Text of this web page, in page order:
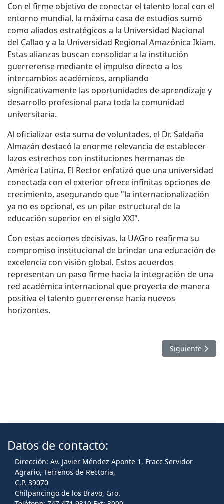
Con el firme objetivo de conectar el talento local con el
entorno mundial, la máxima casa de estudios sumó
como aliados estratégicos a la Universidad Nacional
del Callao y a la Universidad Regional Amazónica Ikiam.
Estas alianzas buscan consolidar a la institución
guerrerense mediante el impulso directo a los
intercambios académicos, ampliando
significativamente las oportunidades de aprendizaje y
desarrollo profesional para toda la comunidad
universitaria.
Al oficializar esta suma de voluntades, el Dr. Saldaña
Almazán destacó la enorme relevancia de establecer
lazos estrechos con instituciones hermanas de
América Latina. El Rector enfatizó que una universidad
conectada con el exterior ofrece infinitas opciones de
crecimiento, asegurando que "la internacionalización
ya no es opcional, es un pilar estructural de la
educación superior en el siglo XXI".
Con estas acciones decisivas, la UAGro reafirma su
compromiso institucional de brindar una educación de
excelencia con visión global. Estos acuerdos
representan un paso firme hacia la integración de una
red académica internacional que proyecta de manera
positiva el talento guerrerense hacia nuevos
horizontes.
Artículo
Siguiente
Datos de contacto:
Dirección: Av. Javier Méndez Aponte 1, Fracc Servidor
Agrario, Terrenos de Rectoria,
C.P. 39070
Chilpancingo de los Bravo, Gro.